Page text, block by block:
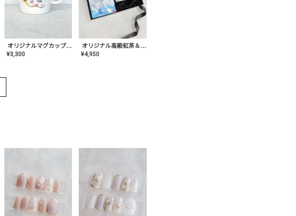
オリジナルマグカップ【AT-TW-03】ギフトセット有/プレゼント/内祝い/結婚式/ペア/食器/テーブルウェア/記念日/お返し/特別/高級/おしゃれ
¥3,300
オリジナル高級紅茶＆マグカップ ギフト【AT-GF-02】ギフトセット/プレゼント/内祝い/結婚式/ハーブティー/高品質/マグカップ/食器/記念日/お返し/手土産/美容/おしゃれ
¥4,950